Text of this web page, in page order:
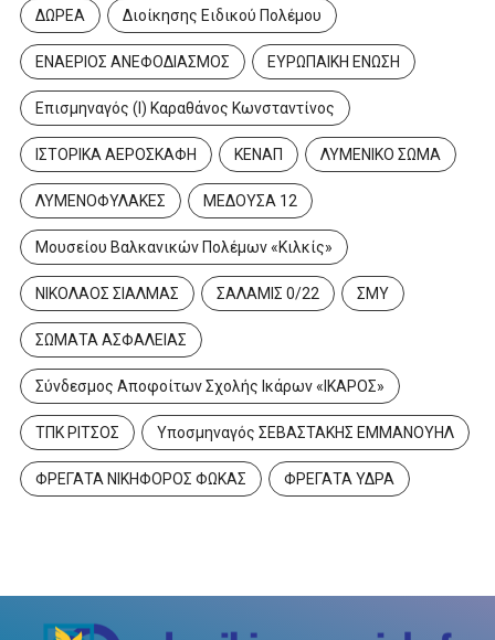
ΔΩΡΕΑ Διοίκησης Ειδικού Πολέμου
ΕΝΑΕΡΙΟΣ ΑΝΕΦΟΔΙΑΣΜΟΣ ΕΥΡΩΠΑΙΚΗ ΕΝΩΣΗ
Επισμηναγός (Ι) Καραθάνος Κωνσταντίνος
ΙΣΤΟΡΙΚΑ ΑΕΡΟΣΚΑΦΗ ΚΕΝΑΠ ΛΥΜΕΝΙΚΟ ΣΩΜΑ
ΛΥΜΕΝΟΦΥΛΑΚΕΣ ΜΕΔΟΥΣΑ 12
Μουσείου Βαλκανικών Πολέμων «Κιλκίς»
ΝΙΚΟΛΑΟΣ ΣΙΑΛΜΑΣ ΣΑΛΑΜΙΣ 0/22 ΣΜΥ
ΣΩΜΑΤΑ ΑΣΦΑΛΕΙΑΣ
Σύνδεσμος Αποφοίτων Σχολής Ικάρων «ΙΚΑΡΟΣ»
ΤΠΚ ΡΙΤΣΟΣ Υποσμηναγός ΣΕΒΑΣΤΑΚΗΣ ΕΜΜΑΝΟΥΗΛ
ΦΡΕΓΑΤΑ ΝΙΚΗΦΟΡΟΣ ΦΩΚΑΣ ΦΡΕΓΑΤΑ ΥΔΡΑ